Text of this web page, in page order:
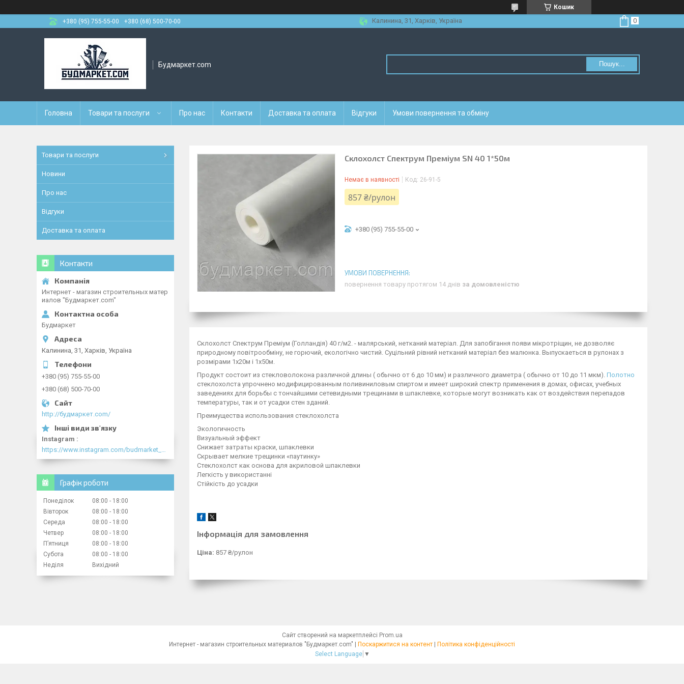
Кошик
+380 (95) 755-55-00
+380 (68) 500-70-00 Калинина, 31, Харків, Україна
Будмаркет.com Пошук...
Головна Товари та послуги Про нас Контакти Доставка та оплата Відгуки Умови повернення та обміну
Склохолст Спектрум Преміум SN 40 1*50м
Немає в наявності Код: 26-91-5
857 ₴/рулон
+380 (95) 755-55-00
повернення товару протягом 14 днів за домовленістю
Склохолст Спектрум Преміум (Голландія) 40 г/м2. - малярський, нетканий матеріал. Для запобігання появи мікротріщин, не дозволяє
природному повітрообміну, не горючий, екологічно чистий. Суцільний рівний нетканий матеріал без малюнка. Выпускаеться в рулонах з
розмірами 1х20м і 1х50м.
Продукт состоит из стекловолокона различной длины ( обычно от 6 до 10 мм) и различного диаметра ( обычно от 10 до 11 мкм). Полотно
стеклохолста упрочнено модифицированным поливиниловым спиртом и имеет широкий спектр применения в домах, офисах, учебных
заведениях для борьбы с тончайшими сетевидными трещинами в шпаклевке, которые могут возникать как от воздействия перепадов
температуры, так и от усадки стен зданий.
Преимущества использования стеклохолста
Экологичность
Визуальный эффект
Снижает затраты краски, шпаклевки
Скрывает мелкие трещинки «паутинку»
Стеклохолст как основа для акриловой шпаклевки
Легкість у використанні
Стійкість до усадки
Інформація для замовлення
Ціна: 857 ₴/рулон
Товари та послуги
Новини
Про нас
Відгуки
Доставка та оплата
Контакти
Интернет - магазин строительных матер
иалов "Будмаркет.com"
Будмаркет
Калинина, 31, Харків, Україна
+380 (95) 755-55-00
+380 (68) 500-70-00
http://будмаркет.com/
Instagram
Графік роботи
Понеділок 08:00
18:00
Вівторок
08:00
18:00
Середа
08:00
18:00
Четвер
08:00
18:00
Пʼятниця
08:00
18:00
Субота
08:00
18:00
Неділя
Вихідний
Сайт створений на маркетплейсі Prom.ua
Поскаржитися на контент
Політика конфіденційності
Select Language ▼